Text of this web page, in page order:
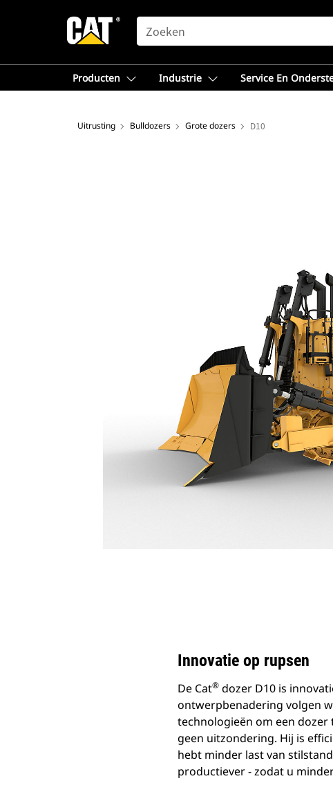
SEARCH
Producten Industrie Service En
Uitrusting Bulldozers Grote dozers D10
Innovatie op rupsen
De Cat® dozer D10 is
ontwerpbenadering volgen
technologieën om een
geen uitzondering. Hij is
hebt minder last van
productiever - zodat u